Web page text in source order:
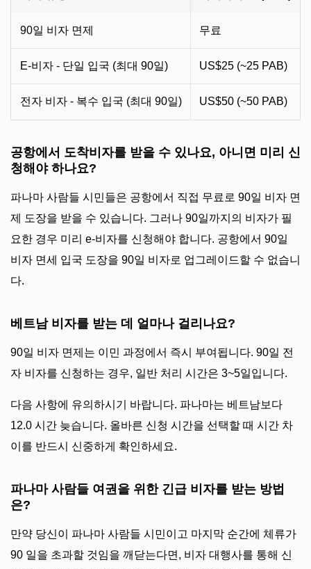
90일 비자 면제 무료
E-비자 - 단일 입국 (최대 90일) US$25 (~25 PAB)
전자 비자 - 복수 입국 (최대 90일) US$50 (~50 PAB)
공항에서 도착비자를 받을 수 있나요, 아니면 미리 신
청해야 하나요?
파나마 사람들 시민들은 공항에서 직접 무료로 90일 비자 면
제 도장을 받을 수 있습니다. 그러나 90일까지의 비자가 필
요한 경우 미리 e-비자를 신청해야 합니다. 공항에서 90일
비자 면세 입국 도장을 90일 비자로 업그레이드할 수 없습니
다.
베트남 비자를 받는 데 얼마나 걸리나요?
90일 비자 면제는 이민 과정에서 즉시 부여됩니다. 90일 전
자 비자를 신청하는 경우, 일반 처리 시간은 3~5일입니다.
다음 사항에 유의하시기 바랍니다. 파나마는 베트남보다
12.0 시간 늦습니다. 올바른 신청 시간을 선택할 때 시간 차
이를 반드시 신중하게 확인하세요.
파나마 사람들 여권을 위한 긴급 비자를 받는 방법
은?
만약 당신이 파나마 사람들 시민이고 마지막 순간에 체류가
90 일을 초과할 것임을 깨닫는다면, 비자 대행사를 통해 신